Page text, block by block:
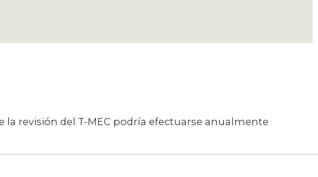
la revisión del T-MEC podría efectuarse anualmente